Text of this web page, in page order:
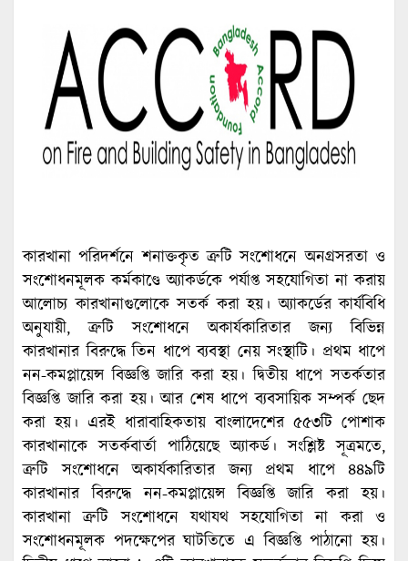
কারখানা পরিদর্শনে শনাক্তকৃত ত্রুটি সংশোধনে অনগ্রসরতা ও
সংশোধনমূলক কর্মকাণ্ডে অ্যাকর্ডকে পর্যাপ্ত সহযোগিতা না করায়
আলোচ্য কারখানাগুলোকে সতর্ক করা হয়। অ্যাকর্ডের কার্যবিধি
অনুযায়ী, ত্রুটি সংশোধনে অকার্যকারিতার জন্য বিভিন্ন
কারখানার বিরুদ্ধে তিন ধাপে ব্যবস্থা নেয় সংস্থাটি। প্রথম ধাপে
নন-কমপ্লায়েন্স বিজ্ঞপ্তি জারি করা হয়। দ্বিতীয় ধাপে সতর্কতার
বিজ্ঞপ্তি জারি করা হয়। আর শেষ ধাপে ব্যবসায়িক সম্পর্ক ছেদ
করা হয়। এরই ধারাবাহিকতায় বাংলাদেশের ৫৫৩টি পোশাক
কারখানাকে সতর্কবার্তা পাঠিয়েছে অ্যাকর্ড। সংশ্লিষ্ট সূত্রমতে,
ত্রুটি সংশোধনে অকার্যকারিতার জন্য প্রথম ধাপে ৪৪৯টি
কারখানার বিরুদ্ধে নন-কমপ্লায়েন্স বিজ্ঞপ্তি জারি করা হয়।
কারখানা ত্রুটি সংশোধনে যথাযথ সহযোগিতা না করা ও
সংশোধনমূলক পদক্ষেপের ঘাটতিতে এ বিজ্ঞপ্তি পাঠানো হয়।